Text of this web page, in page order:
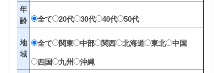
年
齢
全て 20代 30代 40代 50代
地
域
全て 関東 中部 関西 北海道 東北 中国
四国 九州
沖縄